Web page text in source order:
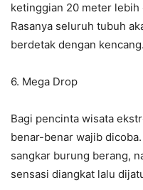
ketinggian 20 meter lebih
Rasanya seluruh tubuh
berdetak dengan kencang.
6. Mega Drop
Bagi pencinta wisata
benar-benar wajib
sangkar burung berang,
sensasi diangkat lalu